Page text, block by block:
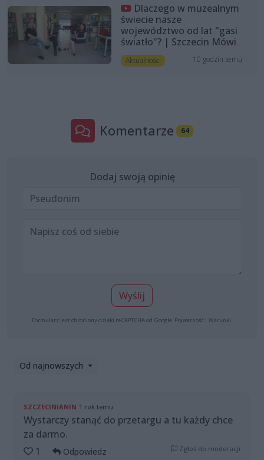
Dlaczego w muzealnym
świecie nasze
województwo od lat "gasi
światło"? | Szczecin Mówi
Aktualności 10 godzin temu
Komentarze 64
Dodaj swoją opinię
Wyślij
Formularz jest chroniony dzięki reCAPTCHA od Google: Prywatność | Warunki
Od najnowszych
SZCZECINIANIN 1 rok temu
Wystarczy stanąć do przetargu a tu każdy chce
za darmo.
1
Odpowiedz Zgłoś do moderacji